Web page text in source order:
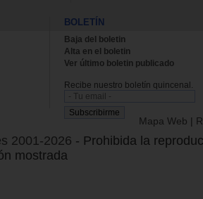
BOLETÍN
Baja del boletin
Alta en el boletin
Ver último boletin publicado
Recibe nuestro boletín quincenal.
Mapa Web |
2001-2026 - Prohibida la
mostrada